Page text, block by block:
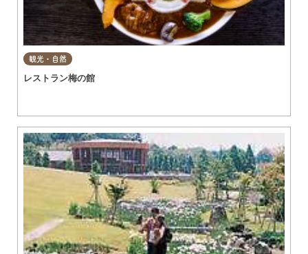
観光・自然
レストラン梅の館